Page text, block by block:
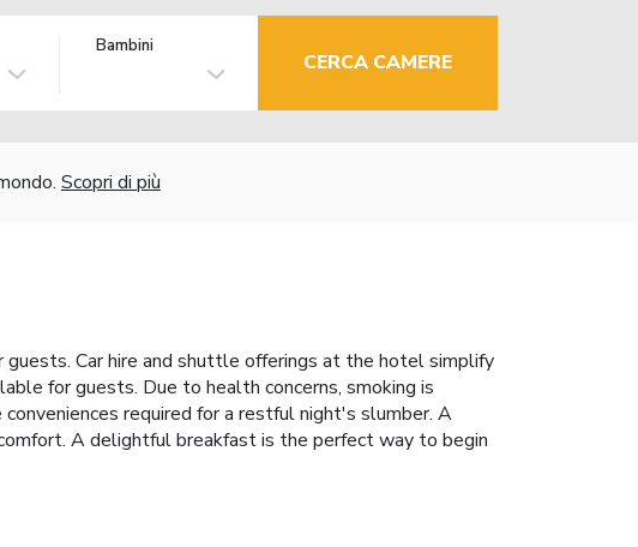
Bambini
CERCA CAMERE
Scopri di più
Car hire and shuttle offerings at the hotel simplify
for guests. Due to health concerns, smoking is
required for a restful night's slumber. A
A delightful breakfast is the perfect way to begin